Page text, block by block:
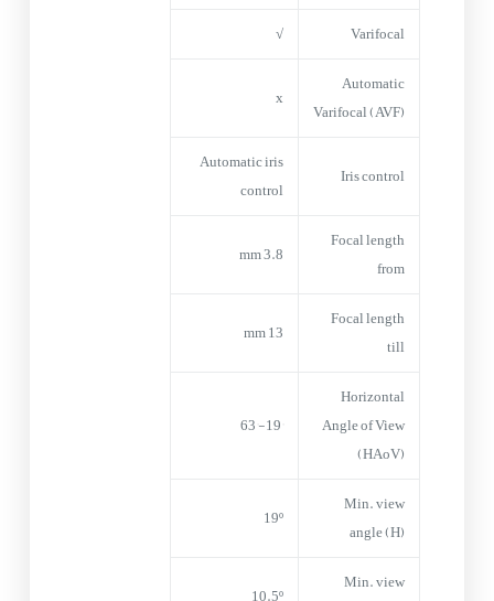
Varifocal
√
Automatic
Varifocal (AVF)
x
Iris control
Automatic iris
control
Focal length
from
3.8 mm
Focal length
till
13 mm
Horizontal
Angle of View
(HAoV)
19°-63°
Min. view
angle (H)
19º
Min. view